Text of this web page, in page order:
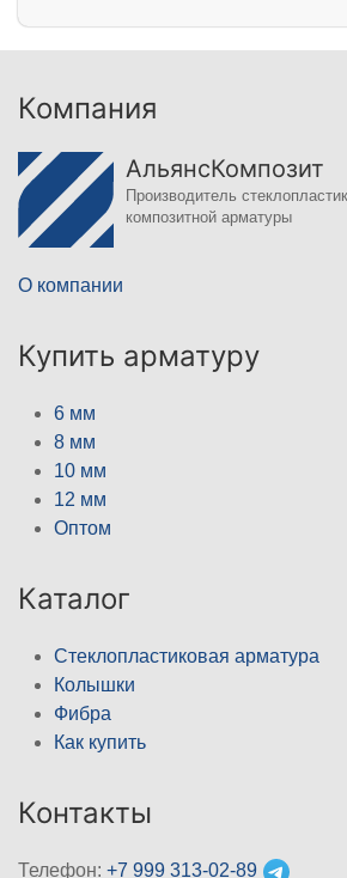
Компания
АльянсКомпозит
Производитель
композитной арматуры
О компании
Купить арматуру
6 мм
8 мм
10 мм
12 мм
Оптом
Каталог
Стеклопластиковая арматура
Колышки
Фибра
Как купить
Контакты
Телефон: +7 999 313-02-89